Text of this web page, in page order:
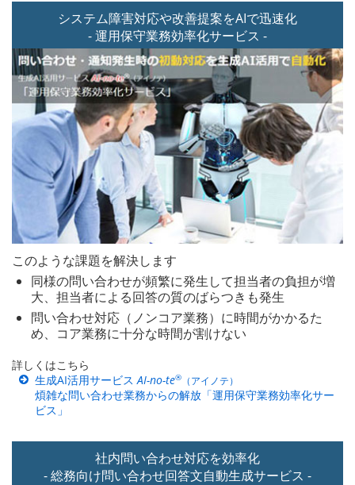
システム障害対応や改善提案をAIで迅速化
- 運用保守業務効率化サービス -
このような課題を解決します
同様の問い合わせが頻繁に発生して担当者の負担が増
大、担当者による回答の質のばらつきも発生
問い合わせ対応（ノンコア業務）に時間がかかるた
め、コア業務に十分な時間が割けない
詳しくはこちら
生成AI活用サービスAI-no-te® （アイノテ）
煩雑な問い合わせ業務からの解放「運用保守業務効率化サー
ビス」
社内問い合わせ対応を効率化
- 総務向け問い合わせ回答文自動生成サービス -